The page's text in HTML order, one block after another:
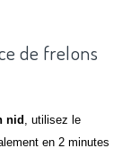
de frelons
nid, utilisez le
en 2 minutes